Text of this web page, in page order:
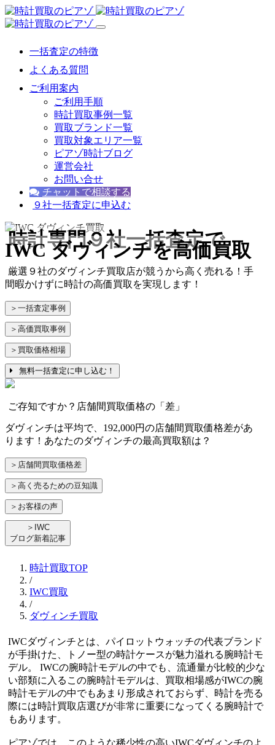
一括査定の特徴
よくある質問
ご利用案内
ご利用手順
時計買取事例一覧
買取ブランド一覧
買取対象エリア一覧
ピアゾ時計ブログ
運営会社
お問い合せ
チャットで相談する
９社一括査定に申込む
時計専門９社一括査定で
IWC ダヴィンチを高価買取
厳選９社のダヴィンチ買取店が競うから高く売れる！手
間暇かけずに時計の高価買取を実現します！
＞一括査定事例
＞高価買取事例
＞買取価格相場
無料一括査定に申し込む！
ご存知ですか？店舗間買取価格の「差」
ダヴィンチは平均で、192,000円の店舗間買取価格差があ
ります！あなたのダヴィンチの最高買取額は？
＞店舗間買取価格差
＞高く売るための豆知識
＞お客様の声
＞IWC
ブログ新着記事
時計買取TOP
/
IWC買取
/
ダヴィンチ買取
IWCダヴィンチとは、パイロットウォッチの代表ブランド
が手掛けた、トノー型の時計ケースが魅力溢れる腕時計モ
デル。 IWCの腕時計モデルの中でも、流通量が比較的少な
い部類に入るこの腕時計モデルは、買取相場感がIWCの腕
時計モデルの中でもあまり形成されておらず、時計を売る
際には時計買取店選びが非常に重要になってくる腕時計で
もあります。
ピアゾでは、このような稀少性の高いIWCダヴィンチのよ